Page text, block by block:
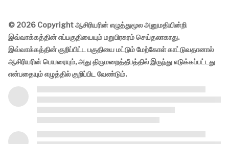
© 2026 Copyright ஆசிரியரின் எழுத்துமூல அனுமதியின்றி
இவ்வாக்கத்தின் எப்பகுதியையும் மறுபிரசுரம் செய்தலாகாது.
இவ்வாக்கத்தின் குறிப்பிட்ட பகுதியை மட்டும் மேற்கோள் காட்டுவதானால்
ஆசிரியரின் பெயரையும், அது திருமறைத்தீபத்தில் இருந்து எடுக்கப்பட்டது
என்பதையும் எழுத்தில் குறிப்பிட வேண்டும்.